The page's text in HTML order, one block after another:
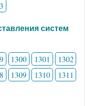
систем
1300 1301
1302
1309 1310
1311